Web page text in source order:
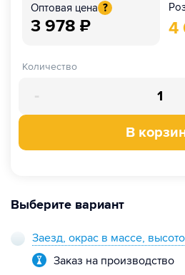
Оптовая цена ?
3 978 ₽ 4
Количество
-
В
Выберите вариант
Заезд, окрас в массе,
Заказ на производство